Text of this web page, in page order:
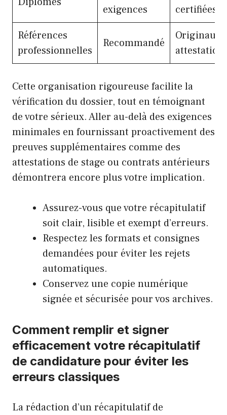
exigences
certifiées
Références
professionnelles
Recommandé
Originaux
Cette organisation rigoureuse facilite la
vérification du dossier, tout en témoignant
de votre sérieux. Aller au-delà des exigences
minimales en fournissant proactivement des
preuves supplémentaires comme des
attestations de stage ou contrats antérieurs
démontrera encore plus votre implication.
Assurez-vous que votre récapitulatif
soit clair, lisible et exempt d’erreurs.
Respectez les formats et consignes
demandées pour éviter les rejets
automatiques.
Conservez une copie numérique
signée et sécurisée pour vos archives.
Comment remplir et signer
efficacement votre récapitulatif
de candidature pour éviter les
erreurs classiques
La rédaction d’un récapitulatif de